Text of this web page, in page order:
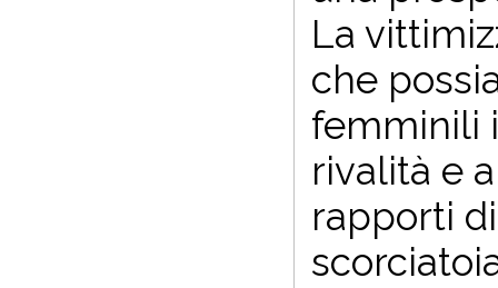
La
che
femminili
rivalità e
rapporti